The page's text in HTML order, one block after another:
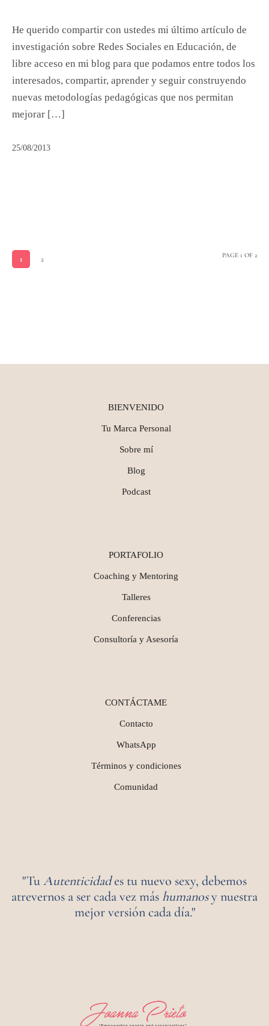
He querido compartir con ustedes mi último artículo de
investigación sobre Redes Sociales en Educación, de
libre acceso en mi blog para que podamos entre todos los
interesados, compartir, aprender y seguir construyendo
nuevas metodologías pedagógicas que nos permitan
mejorar […]
25/08/2013
1 2 PAGE 1 OF 2
BIENVENIDO
Tu Marca Personal
Sobre mí
Blog
Podcast
PORTAFOLIO
Coaching y Mentoring
Talleres
Conferencias
Consultoría y Asesoría
CONTÁCTAME
Contacto
WhatsApp
Términos y condiciones
Comunidad
"TuAutenticidades tu nuevo sexy, debemos
atrevernos a ser cada vez máshumanosy nuestra
mejor versión cada día."